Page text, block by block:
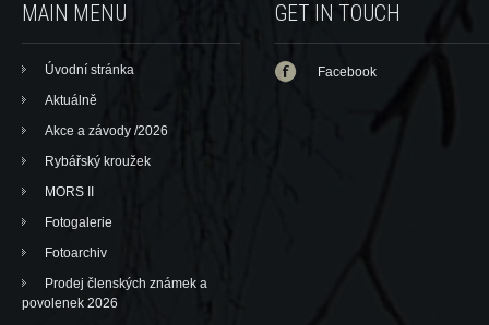
MAIN MENU
Úvodní stránka
Aktuálně
Akce a závody /2026
Rybářský kroužek
MORS II
Fotogalerie
Fotoarchiv
Prodej členských známek a
povolenek 2026
GET IN TOUCH
Facebook